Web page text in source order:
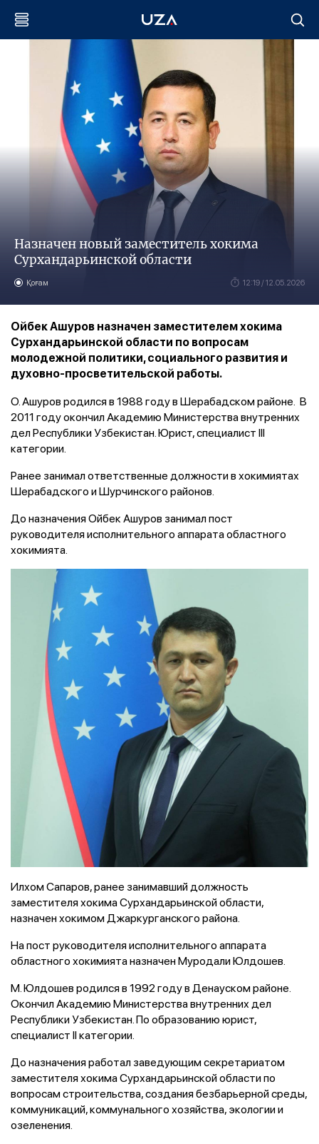
Назначен новый заместитель хокима
Сурхандарьинской области
Қоғам 12:19 / 12.05.2026
Ойбек Ашуров назначен заместителем хокима
Сурхандарьинской области по вопросам
молодежной политики, социального развития и
духовно-просветительской работы.
О. Ашуров родился в 1988 году в Шерабадском районе. В
2011 году окончил Академию Министерства внутренних
дел Республики Узбекистан. Юрист, специалист III
категории.
Ранее занимал ответственные должности в хокимиятах
Шерабадского и Шурчинского районов.
До назначения Ойбек Ашуров занимал пост
руководителя исполнительного аппарата областного
хокимията.
Илхом Сапаров, ранее занимавший должность
заместителя хокима Сурхандарьинской области,
назначен хокимом Джаркурганского района.
На пост руководителя исполнительного аппарата
областного хокимията назначен Муродали Юлдошев.
М. Юлдошев родился в 1992 году в Денауском районе.
Окончил Академию Министерства внутренних дел
Республики Узбекистан. По образованию юрист,
специалист II категории.
До назначения работал заведующим секретариатом
заместителя хокима Сурхандарьинской области по
вопросам строительства, создания безбарьерной среды,
коммуникаций, коммунального хозяйства,экологии и
озеленения.